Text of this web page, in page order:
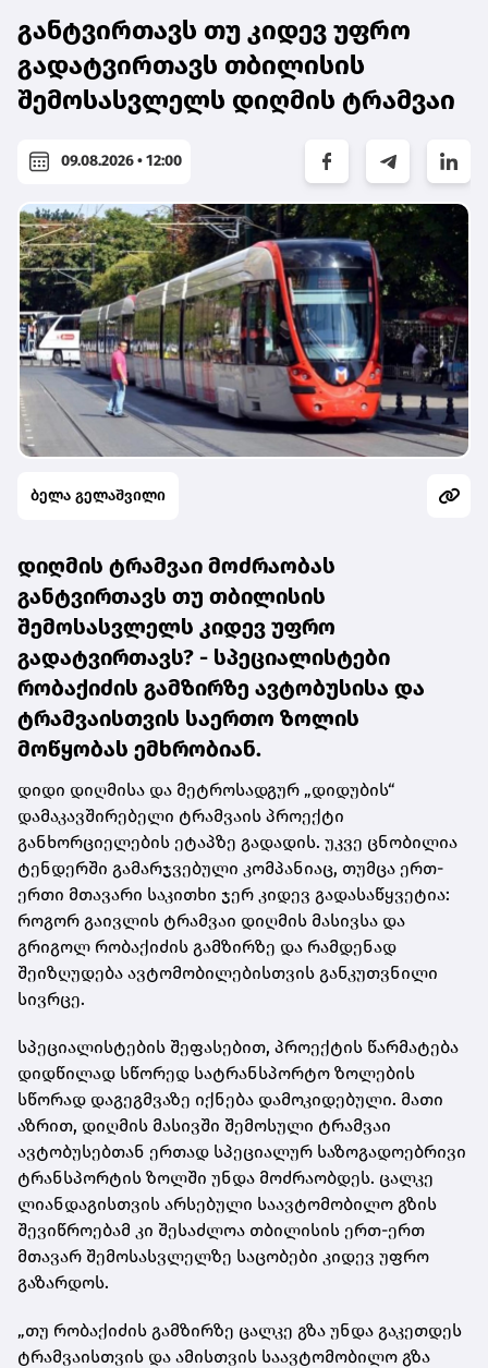
განტვირთავს თუ კიდევ უფრო
გადატვირთავს თბილისის
შემოსასვლელს დიღმის ტრამვაი
09.08.2026 • 12:00
ბელა გელაშვილი
დიღმის ტრამვაი მოძრაობას
განტვირთავს თუ თბილისის
შემოსასვლელს კიდევ უფრო
გადატვირთავს? - სპეციალისტები
რობაქიძის გამზირზე ავტობუსისა და
ტრამვაისთვის საერთო ზოლის
მოწყობას ემხრობიან.
დიდი დიღმისა და მეტროსადგურ „დიდუბის“
დამაკავშირებელი ტრამვაის პროექტი
განხორციელების ეტაპზე გადადის. უკვე ცნობილია
ტენდერში გამარჯვებული კომპანიაც, თუმცა ერთ-
ერთი მთავარი საკითხი ჯერ კიდევ გადასაწყვეტია:
როგორ გაივლის ტრამვაი დიღმის მასივსა და
გრიგოლ რობაქიძის გამზირზე და რამდენად
შეიზღუდება ავტომობილებისთვის განკუთვნილი
სივრცე.
სპეციალისტების შეფასებით, პროექტის წარმატება
დიდწილად სწორედ სატრანსპორტო ზოლების
სწორად დაგეგმვაზე იქნება დამოკიდებული. მათი
აზრით, დიღმის მასივში შემოსული ტრამვაი
ავტობუსებთან ერთად სპეციალურ საზოგადოებრივი
ტრანსპორტის ზოლში უნდა მოძრაობდეს. ცალკე
ლიანდაგისთვის არსებული საავტომობილო გზის
შევიწროებამ კი შესაძლოა თბილისის ერთ-ერთ
მთავარ შემოსასვლელზე საცობები კიდევ უფრო
გაზარდოს.
„თუ რობაქიძის გამზირზე ცალკე გზა უნდა გაკეთდეს
ტრამვაისთვის და ამისთვის საავტომობილო გზა